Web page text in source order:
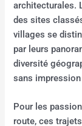
architecturales.
des sites
villages se
par leurs
diversité
sans
Pour les
route, ces